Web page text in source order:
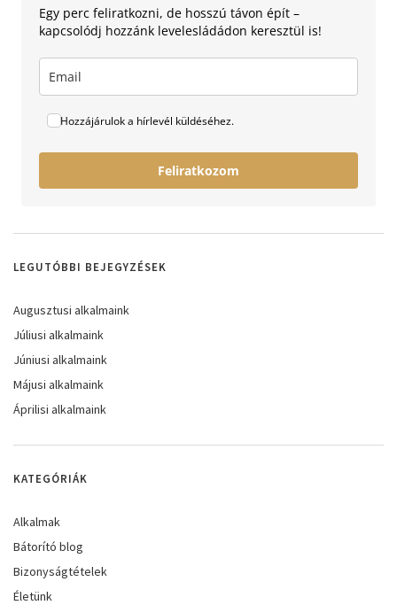
Egy perc feliratkozni, de hosszú távon épít –
kapcsolódj hozzánk levelesládádon keresztül is!
Hozzájárulok a hírlevél küldéséhez.
Feliratkozom
LEGUTÓBBI BEJEGYZÉSEK
Augusztusi alkalmaink
Júliusi alkalmaink
Júniusi alkalmaink
Májusi alkalmaink
Áprilisi alkalmaink
KATEGÓRIÁK
Alkalmak
Bátorító blog
Bizonyságtételek
Életünk